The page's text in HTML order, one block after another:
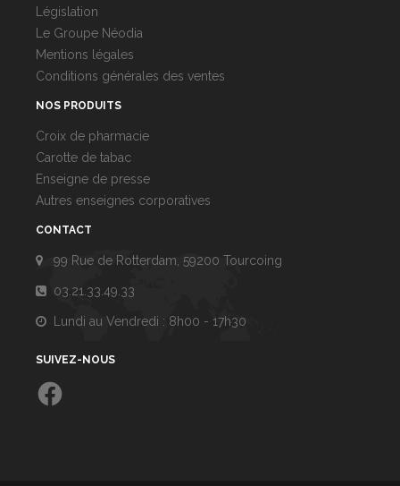
Législation
Le Groupe Néodia
Mentions légales
Conditions générales des ventes
NOS PRODUITS
Croix de pharmacie
Carotte de tabac
Enseigne de presse
Autres enseignes corporatives
CONTACT
99 Rue de Rotterdam, 59200 Tourcoing
03.21.33.49.33
Lundi au Vendredi : 8h00 - 17h30
SUIVEZ-NOUS
Facebook